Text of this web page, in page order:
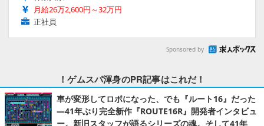
27卒・新卒「趣味を仕事に」ゲームスクリプター/ゲーム内
の挙動制御/未経験歓迎/賞与年2回
株式会社キソシン
Sponsored by